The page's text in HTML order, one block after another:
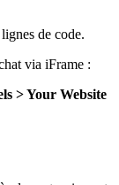
de code.
via iFrame :
> Your Website